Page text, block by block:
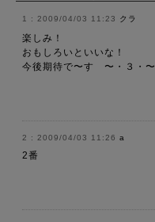
2009/04/03 11:23 クラ
楽しみ！
おもしろいといいな！
今後期待で〜す 〜・３・〜
2009/04/03 11:26 a
2番